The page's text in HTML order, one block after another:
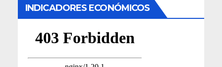
INDICADORES ECONÓMICOS